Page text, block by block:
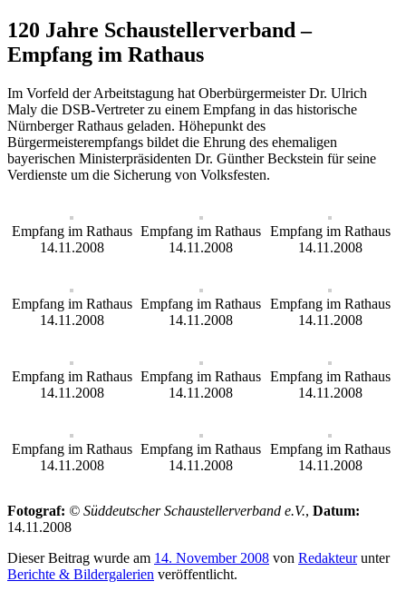
120 Jahre Schaustellerverband –
Empfang im Rathaus
Im Vorfeld der Arbeitstagung hat Oberbürgermeister Dr. Ulrich
Maly die DSB-Vertreter zu einem Empfang in das historische
Nürnberger Rathaus geladen. Höhepunkt des
Bürgermeisterempfangs bildet die Ehrung des ehemaligen
bayerischen Ministerpräsidenten Dr. Günther Beckstein für seine
Verdienste um die Sicherung von Volksfesten.
Empfang im Rathaus
14.11.2008
Empfang im Rathaus
14.11.2008
Empfang im Rathaus
14.11.2008
Empfang im Rathaus
14.11.2008
Empfang im Rathaus
14.11.2008
Empfang im Rathaus
14.11.2008
Empfang im Rathaus
14.11.2008
Empfang im Rathaus
14.11.2008
Empfang im Rathaus
14.11.2008
Empfang im Rathaus
14.11.2008
Empfang im Rathaus
14.11.2008
Empfang im Rathaus
14.11.2008
Fotograf: © Süddeutscher Schaustellerverband e.V., Datum:
14.11.2008
Dieser Beitrag wurde am 14. November 2008 von Redakteurunter
Berichte & Bildergalerien veröffentlicht.